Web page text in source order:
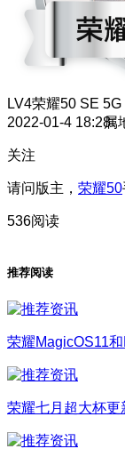
LV4荣耀50 SE 5G
2022-01-4 18:28属
关注
请问版主， 荣耀50
536阅读
推荐阅读
荣耀MagicOS11
荣耀七月超大杯更